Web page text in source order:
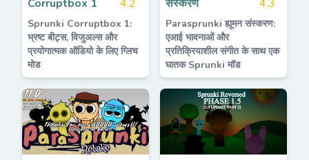
Corruptbox 1
4.2
Sprunki Corruptbox 1:
भ्रष्ट बीट्स, विजुअल्स और
प्रयोगात्मक ऑडियो के लिए ग्लिच
मोड
संस्करण
4.3
Parasprunki ह्यूमन संस्करण:
एआई भावनाओं और
प्रतिक्रियाशील संगीत के साथ एक
घातक Sprunki मॉड